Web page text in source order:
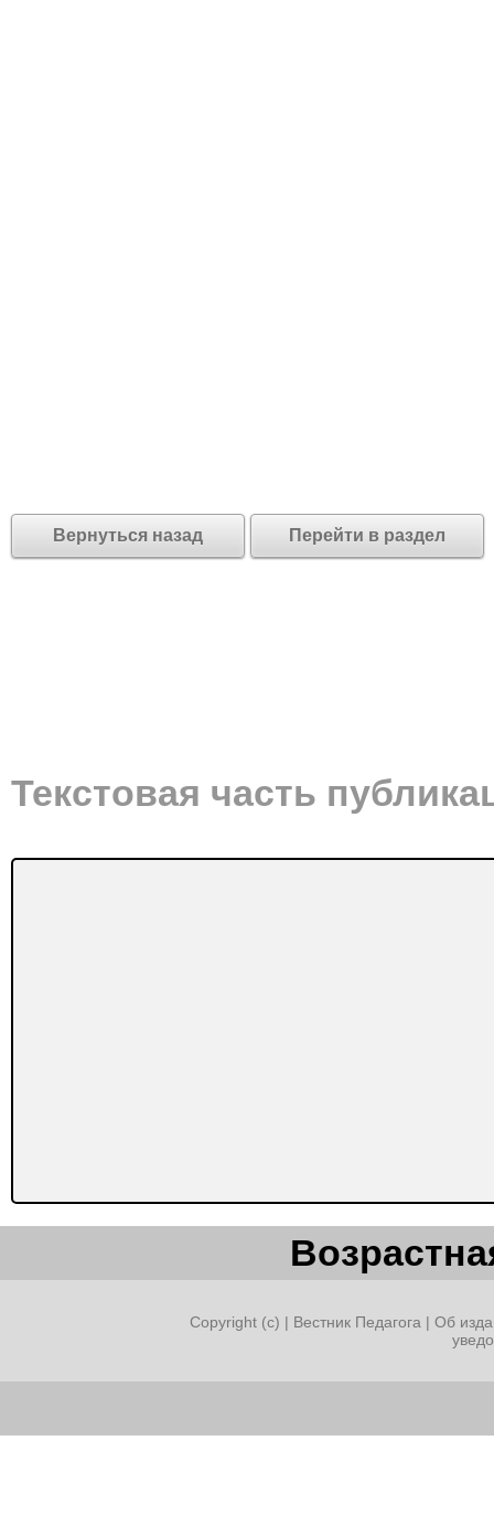
Вернуться назад Перейти в раздел
Текстовая часть
Copyright (c) | Вестник Педагога | Об